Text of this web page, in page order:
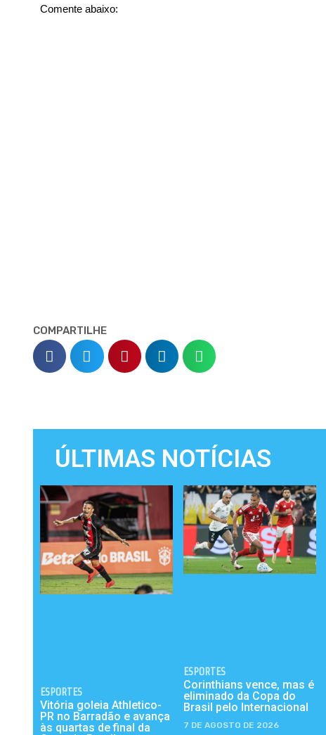
Comente abaixo:
COMPARTILHE
ÚLTIMAS NOTÍCIAS
ESPORTES
Vitória goleia Athletico-
PR no Barradão e avança
às quartas de final da
ESPORTES
Corinthians vence, mas é
eliminado da Copa do
Brasil pelo Internacional
7 DE AGOSTO DE 2026